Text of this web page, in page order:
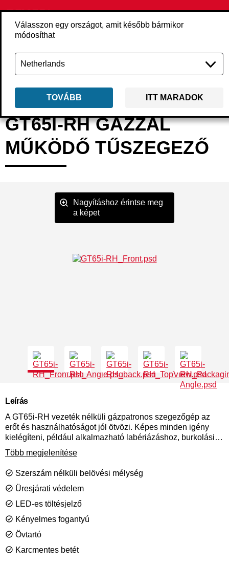
Válasszon egy országot, amit később bármikor
módosíthat
TOVÁBB ITT MARADOK
Vissza Termékek Szerszámgépek
GT65I-RH GÁZZAL
MŰKÖDŐ TŰSZEGEZŐ
Nagyításhoz érintse meg
a képet
Leírás
A GT65i-RH vezeték nélküli gázpatronos szegezőgép az
erőt és használhatóságot jól ötvözi. Képes minden igény
kielégíteni, például alkalmazható labériázáshoz, burkolási
feladatokhoz, vagy asztalos munkára is. Tartós
igénybevételre tervezték, hogy bírja az egész napos munkát
amely megbízhatósággal társul. 1,6 mm-es (RH) szegeket
lő, amelyek hossza 32 mm-től 65 mm-ig terjed.
Több megjelenítése
Szerszám nélküli belövési mélység
Üresjárati védelem
LED-es töltésjelző
Kényelmes fogantyú
Övtartó
Karcmentes betét